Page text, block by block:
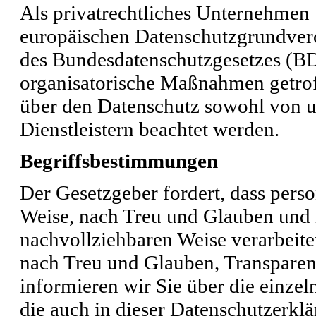
Als privatrechtliches
europäischen
des Bundesdatenschutzgesetzes
organisatorische Maßnahmen
über den Datenschutz sowohl von
Dienstleistern beachtet werden.
Begriffsbestimmungen
Der Gesetzgeber fordert, dass
Weise, nach Treu und Glauben
nachvollziehbaren Weise
nach Treu und Glauben,
informieren wir Sie über die
die auch in dieser